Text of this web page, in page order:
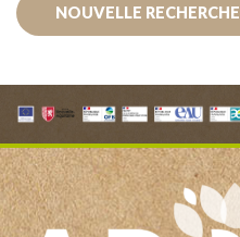
NOUVELLE RECHERCHE